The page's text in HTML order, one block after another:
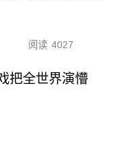
阅读 4027
把全世界演懵